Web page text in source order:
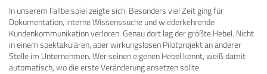
In unserem Fallbeispiel zeigte sich: Besonders viel Zeit ging für
Dokumentation, interne Wissenssuche und wiederkehrende
Kundenkommunikation verloren. Genau dort lag der größte Hebel. Nicht
in einem spektakulären, aber wirkungslosen Pilotprojekt an anderer
Stelle im Unternehmen. Wer seinen eigenen Hebel kennt, weiß damit
automatisch, wo die erste Veränderung ansetzen sollte.